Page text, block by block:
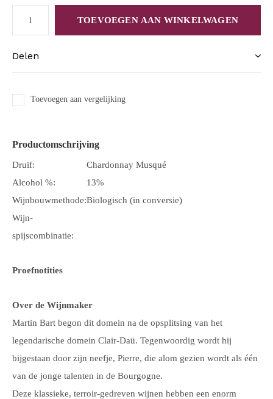
TOEVOEGEN AAN WINKELWAGEN
Delen
Toevoegen aan vergelijking
Productomschrijving
Druif:
Chardonnay Musqué
Alcohol %:
13%
Wijnbouwmethode:Biologisch (in conversie)
Wijn-
spijscombinatie:
Proefnotities
Over de Wijnmaker
Martin Bart begon dit domein na de opsplitsing van het
legendarische domein Clair-Daü. Tegenwoordig wordt hij
bijgestaan door zijn neefje, Pierre, die alom gezien wordt als één
van de jonge talenten in de Bourgogne.
Deze klassieke, terroir-gedreven wijnen hebben een enorm